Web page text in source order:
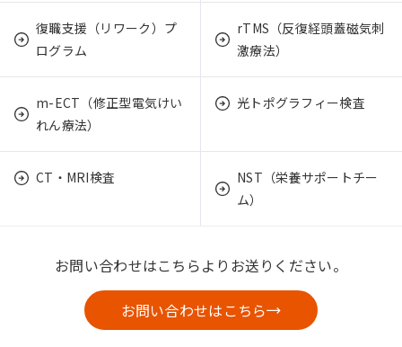
復職支援（リワーク）プ
ログラム
rTMS（反復経頭蓋磁気刺
激療法）
m-ECT（修正型電気けい
れん療法）
光トポグラフィー検査
CT・MRI検査
NST（栄養サポートチー
ム）
お問い合わせはこちらよりお送りください。
お問い合わせはこちら